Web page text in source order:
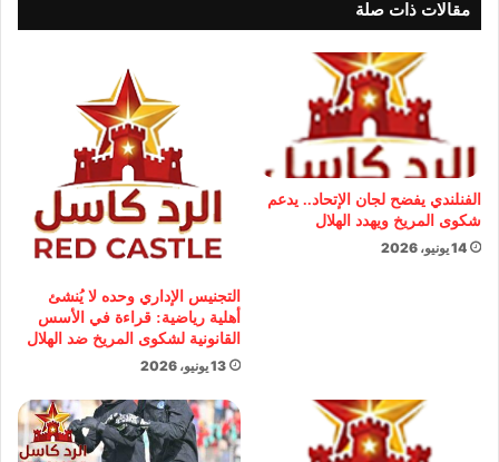
مقالات ذات صلة
الفنلندي يفضح لجان الإتحاد.. يدعم
شكوى المريخ ويهدد الهلال
14 يونيو، 2026
التجنيس الإداري وحده لا يُنشئ
أهلية رياضية: قراءة في الأسس
القانونية لشكوى المريخ ضد الهلال
13 يونيو، 2026